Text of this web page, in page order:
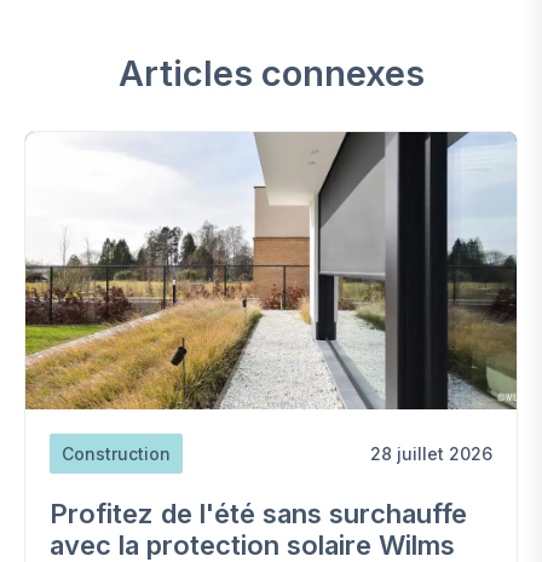
Articles connexes
Construction 28 juillet 2026
Profitez de l'été sans surchauffe
avec la protection solaire Wilms